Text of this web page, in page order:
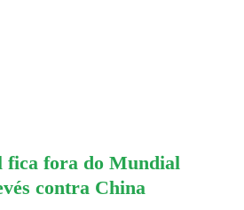
fica fora do Mundial
contra China